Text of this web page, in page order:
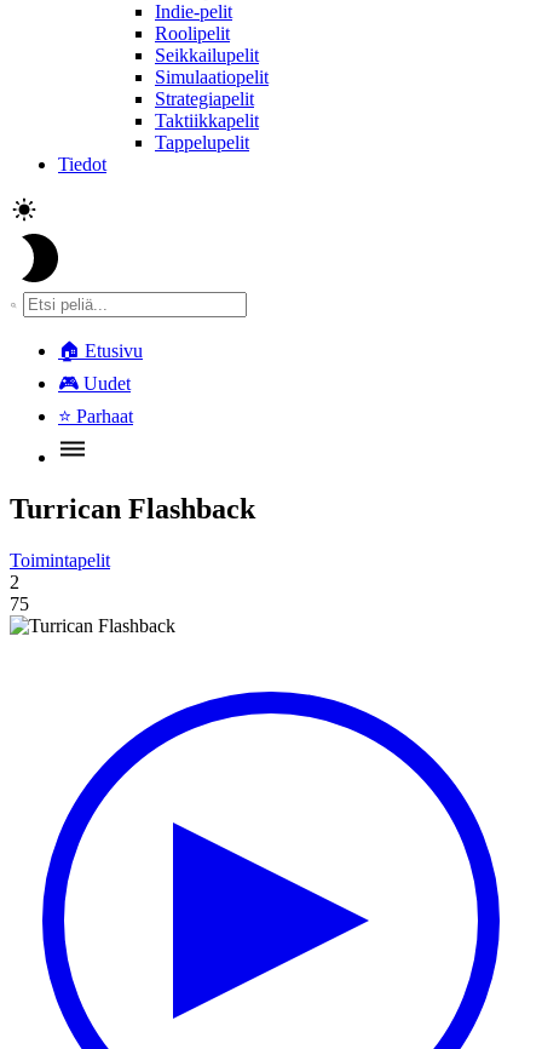
Indie-pelit
Roolipelit
Seikkailupelit
Simulaatiopelit
Strategiapelit
Taktiikkapelit
Tappelupelit
Tiedot
🏠 Etusivu
🎮 Uudet
⭐ Parhaat
Turrican Flashback
Toimintapelit
2
75